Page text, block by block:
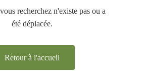
recherchez n'existe pas ou a
été déplacée.
Retour à l'accueil